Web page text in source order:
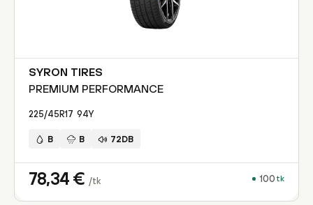
SYRON TIRES
PREMIUM PERFORMANCE
225/45R17 94Y
B B 72DB
78,34 € /tk 100 tk